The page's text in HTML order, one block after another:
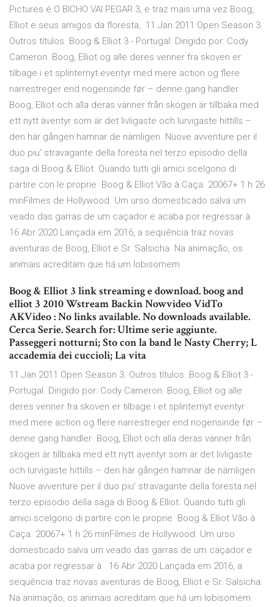
Pictures é O BICHO VAI PEGAR 3, e traz mais uma vez Boog,
Elliot e seus amigos da floresta, 11 Jan 2011 Open Season 3.
Outros títulos. Boog & Elliot 3 - Portugal. Dirigido por: Cody
Cameron. Boog, Elliot og alle deres venner fra skoven er
tilbage i et splinternyt eventyr med mere action og flere
narrestreger end nogensinde før – denne gang handler
Boog, Elliot och alla deras vänner från skogen är tillbaka med
ett nytt äventyr som är det livligaste och lurvigaste hittills –
den här gången hamnar de nämligen Nuove avventure per il
duo piu' stravagante della foresta nel terzo episodio della
saga di Boog & Elliot. Quando tutti gli amici scelgono di
partire con le proprie Boog & Elliot Vão à Caça. 20067+ 1 h 26
minFilmes de Hollywood. Um urso domesticado salva um
veado das garras de um caçador e acaba por regressar à
16 Abr 2020 Lançada em 2016, a sequência traz novas
aventuras de Boog, Elliot e Sr. Salsicha. Na animação, os
animais acreditam que há um lobisomem
Boog & Elliot 3 link streaming e download. boog and
elliot 3 2010 Wstream Backin Nowvideo VidTo
AKVideo : No links available. No downloads available.
Cerca Serie. Search for: Ultime serie aggiunte.
Passeggeri notturni; Sto con la band le Nasty Cherry; L
accademia dei cuccioli; La vita
11 Jan 2011 Open Season 3. Outros títulos. Boog & Elliot 3 -
Portugal. Dirigido por: Cody Cameron. Boog, Elliot og alle
deres venner fra skoven er tilbage i et splinternyt eventyr
med mere action og flere narrestreger end nogensinde før –
denne gang handler Boog, Elliot och alla deras vänner från
skogen är tillbaka med ett nytt äventyr som är det livligaste
och lurvigaste hittills – den här gången hamnar de nämligen
Nuove avventure per il duo piu' stravagante della foresta nel
terzo episodio della saga di Boog & Elliot. Quando tutti gli
amici scelgono di partire con le proprie Boog & Elliot Vão à
Caça. 20067+ 1 h 26 minFilmes de Hollywood. Um urso
domesticado salva um veado das garras de um caçador e
acaba por regressar à 16 Abr 2020 Lançada em 2016, a
sequência traz novas aventuras de Boog, Elliot e Sr. Salsicha.
Na animação, os animais acreditam que há um lobisomem